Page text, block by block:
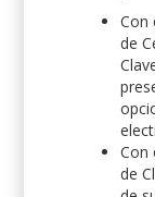
Con
de
Con
de